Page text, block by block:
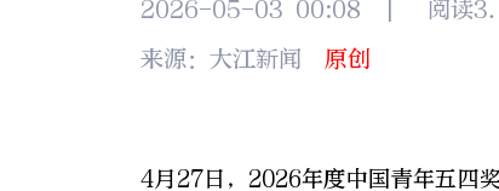
2026-05-03 00:08 |
阅读
来源：大江新闻
原创
4月27日，2026年度中国青年五四